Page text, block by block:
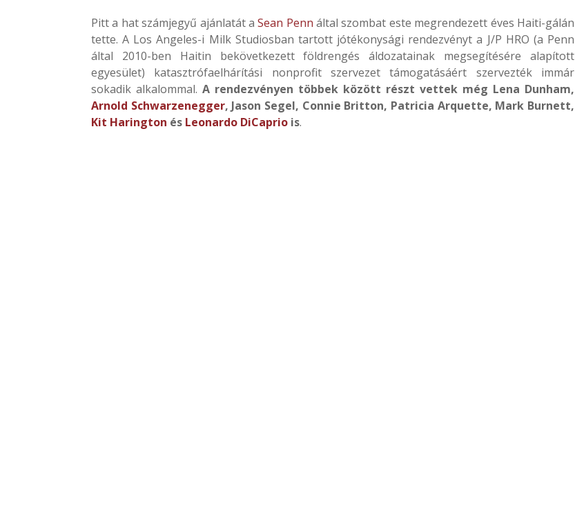
Pitt a hat számjegyű ajánlatát aSean Penn által szombat este megrendezett éves Haiti-gálán
tette. A Los Angeles-i Milk Studiosban tartott jótékonysági rendezvényt a J/P HRO (a Penn
által 2010-ben Haitin bekövetkezett földrengés áldozatainak megsegítésére alapított
egyesület) katasztrófaelhárítási nonprofit szervezet támogatásáért szervezték immár
sokadik alkalommal. A rendezvényen többek között részt vettek még Lena Dunham,
Arnold Schwarzenegger, Jason Segel, Connie Britton, Patricia Arquette, Mark Burnett,
Kit Harington és Leonardo DiCaprio is.